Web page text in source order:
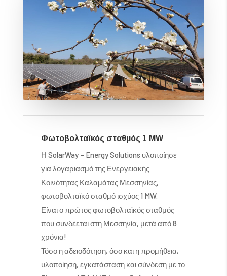
Φωτοβολταϊκός σταθμός 1 MW
Η SolarWay – Energy Solutions υλοποίησε
για λογαριασμό της Ενεργειακής
Κοινότητας Καλαμάτας Μεσσηνίας,
φωτοβολταϊκό σταθμό ισχύος 1 MW.
Είναι ο πρώτος φωτοβολταϊκός σταθμός
που συνδέεται στη Μεσσηνία, μετά από 8
χρόνια!
Τόσο η αδειοδότηση, όσο και η προμήθεια,
υλοποίηση, εγκατάσταση και σύνδεση με το